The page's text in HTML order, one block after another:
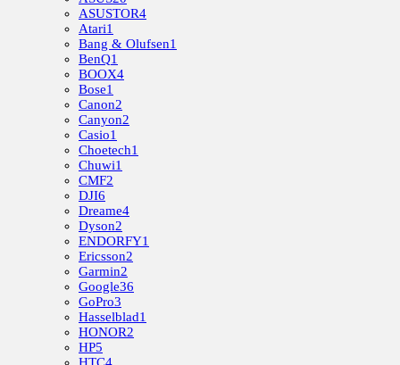
ASUSTOR4
Atari1
Bang & Olufsen1
BenQ1
BOOX4
Bose1
Canon2
Canyon2
Casio1
Choetech1
Chuwi1
CMF2
DJI6
Dreame4
Dyson2
ENDORFY1
Ericsson2
Garmin2
Google36
GoPro3
Hasselblad1
HONOR2
HP5
HTC4